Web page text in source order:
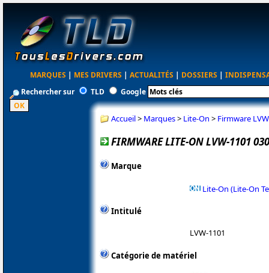
MARQUES | MES DRIVERS | ACTUALITÉS | DOSSIERS |
Rechercher sur
TLD Google
Accueil> Marques> Lite-On > Firmware
FIRMWARE LITE-ON LVW-1101 030
Marque
Lite-On (Lite-On
Intitulé
LVW-1101
Catégorie de matériel